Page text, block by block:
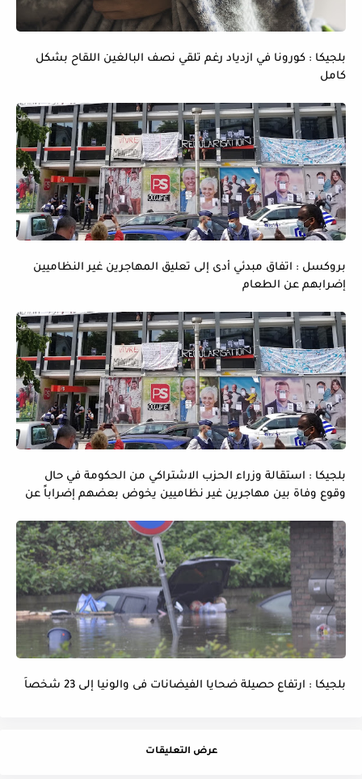
بلجيكا : كورونا في ازدياد رغم تلقي نصف البالغين اللقاح بشكل
كامل
بروكسل : اتفاق مبدئي أدى إلى تعليق المهاجرين غير النظاميين
إضرابهم عن الطعام
بلجيكا : استقالة وزراء الحزب الاشتراكي من الحكومة في حال
وقوع وفاة بين مهاجرين غير نظاميين يخوض بعضهم إضراباً عن
بلجيكا : ارتفاع حصيلة ضحايا الفيضانات فى والونيا إلى 23 شخصاً
عرض التعليقات